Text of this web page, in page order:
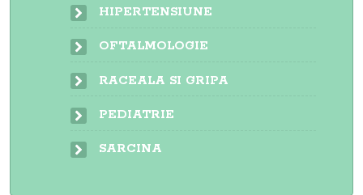
HIPERTENSIUNE
OFTALMOLOGIE
RACEALA SI GRIPA
PEDIATRIE
SARCINA